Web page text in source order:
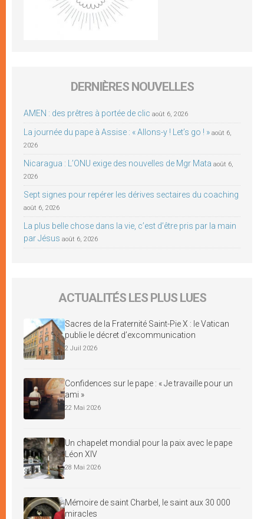
DERNIÈRES NOUVELLES
AMEN : des prêtres à portée de clic août 6, 2026
La journée du pape à Assise : « Allons-y ! Let’s go ! » août 6,
2026
Nicaragua : L’ONU exige des nouvelles de Mgr Mata août 6,
2026
Sept signes pour repérer les dérives sectaires du coaching
août 6, 2026
La plus belle chose dans la vie, c’est d’être pris par la main
par Jésus août 6, 2026
ACTUALITÉS LES PLUS LUES
Sacres de la Fraternité Saint-Pie X : le Vatican
publie le décret d’excommunication
2 Juil 2026
Confidences sur le pape : « Je travaille pour un
ami »
22 Mai 2026
Un chapelet mondial pour la paix avec le pape
Léon XIV
28 Mai 2026
Mémoire de saint Charbel, le saint aux 30 000
miracles